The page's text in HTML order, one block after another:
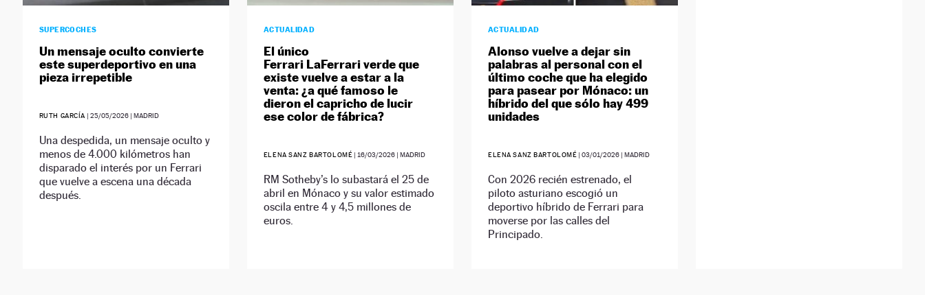
SUPERCOCHES
Un mensaje oculto convierte
este superdeportivo en una
pieza irrepetible
RUTH GARCÍA |25/05/2026 | MADRID
Una despedida, un mensaje oculto y
menos de 4.000 kilómetros han
disparado el interés por un Ferrari
que vuelve a escena una década
después.
ACTUALIDAD
El único
Ferrari LaFerrari verde que
existe vuelve a estar a la
venta: ¿a qué famoso le
dieron el capricho de lucir
ese color de fábrica?
ELENA SANZ BARTOLOMÉ | 16/03/2026 | MADRID
RM Sotheby’s lo subastará el 25 de
abril en Mónaco y su valor estimado
oscila entre 4 y 4,5 millones de
euros.
ACTUALIDAD
Alonso vuelve a dejar sin
palabras al personal con el
último coche que ha elegido
para pasear por Mónaco: un
híbrido del que sólo hay 499
unidades
ELENA SANZ BARTOLOMÉ |03/01/2026 | MADRID
Con 2026 recién estrenado, el
piloto asturiano escogió un
deportivo híbrido de Ferrari para
moverse por las calles del
Principado.